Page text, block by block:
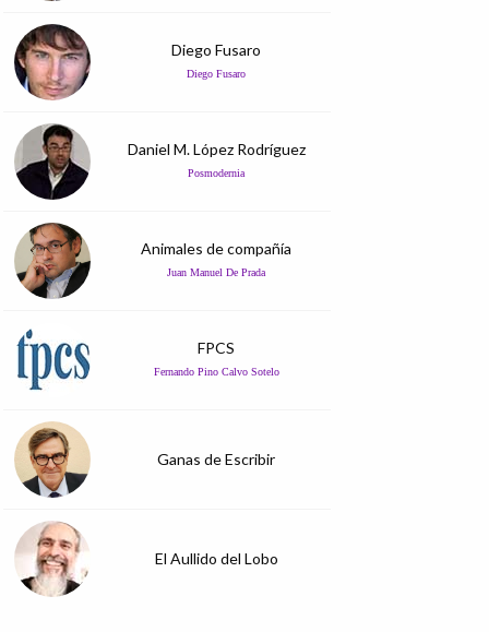
Diego Fusaro
Diego Fusaro
Daniel M. López Rodríguez
Posmodernia
Animales de compañía
Juan Manuel De Prada
FPCS
Fernando Pino Calvo Sotelo
Ganas de Escribir
El Aullido del Lobo